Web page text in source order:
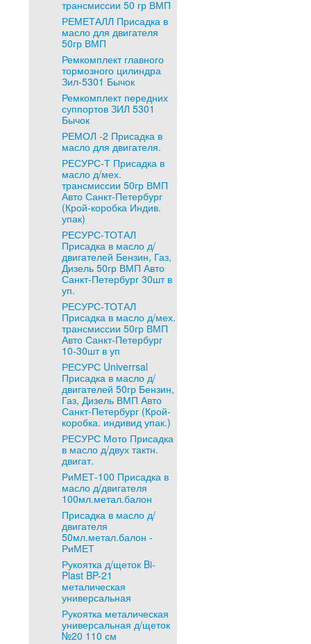
трансмиссии 50 гр ВМП
РЕМЕТАЛЛ Присадка в
масло для двигателя
50гр ВМП
Ремкомплект главного
тормозного цилиндра
Зил-5301 Бычок
Ремкомплект передних
суппортов ЗИЛ 5301
Бычок
РЕМОЛ -2 Присадка в
масло для двигателя.
РЕСУРС-Т Присадка в
масло д/мех.
трансмиссии 50гр ВМП
Авто Санкт-Петербург
(Крой-коробка Индив.
упак)
РЕСУРС-ТОТАЛ
Присадка в масло д/
двигателей Бензин, Газ,
Дизель 50гр ВМП Авто
Санкт-Петербург 30шт в
уп.
РЕСУРС-ТОТАЛ
Присадка в масло д/мех.
трансмиссии 50гр ВМП
Авто Санкт-Петербург
10-30шт в уп
РЕСУРС Univerrsal
Присадка в масло д/
двигателей 50гр Бензин,
Газ, Дизель ВМП Авто
Санкт-Петербург (Крой-
коробка. индивид упак.)
РЕСУРС Мото Присадка
в масло д/двух тактн.
двигат.
РиМЕТ-100 Присадка в
масло д/двигателя
100мл.метал.балон
Присадка в масло д/
двигателя
50мл.метал.балон -
РиМЕТ
Рукоятка д/щеток Bi-
Plast BP-21
металическая
универсальная
Рукоятка металическая
универсальная д/щеток
№20 110 см